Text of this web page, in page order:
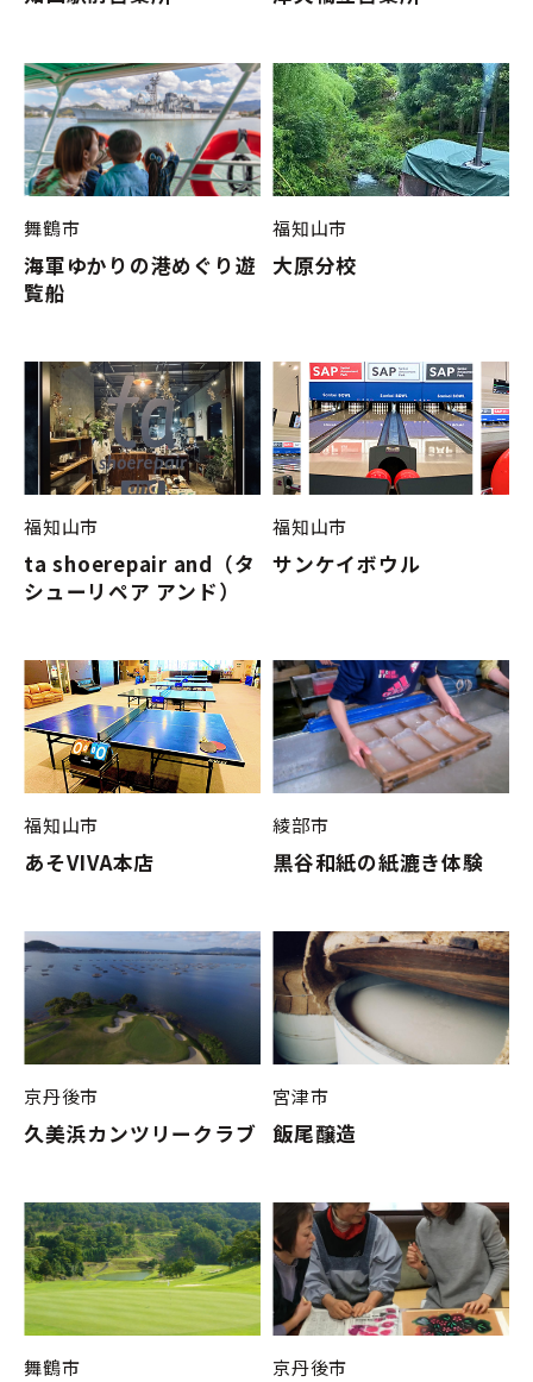
舞鶴市
海軍ゆかりの港めぐり遊
覧船
福知山市
大原分校
福知山市
ta shoerepair and（タ
シューリペア アンド）
福知山市
サンケイボウル
福知山市
あそVIVA本店
綾部市
黒谷和紙の紙漉き体験
京丹後市
久美浜カンツリークラブ
宮津市
飯尾醸造
舞鶴市 京丹後市